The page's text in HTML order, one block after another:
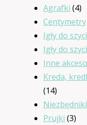
Agrafki 44
Centymetry
Igły do
Igły do
Inne
Kreda,
1414
Prujki 33